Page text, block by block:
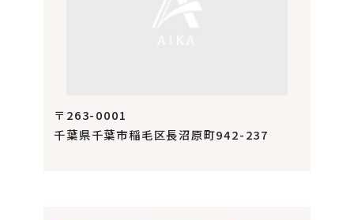
〒263-0001
千葉県千葉市稲毛区長沼原町942-237